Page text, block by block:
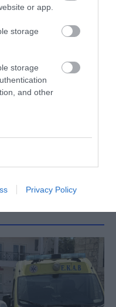
or app.
storage
storage
and other
Privacy Policy